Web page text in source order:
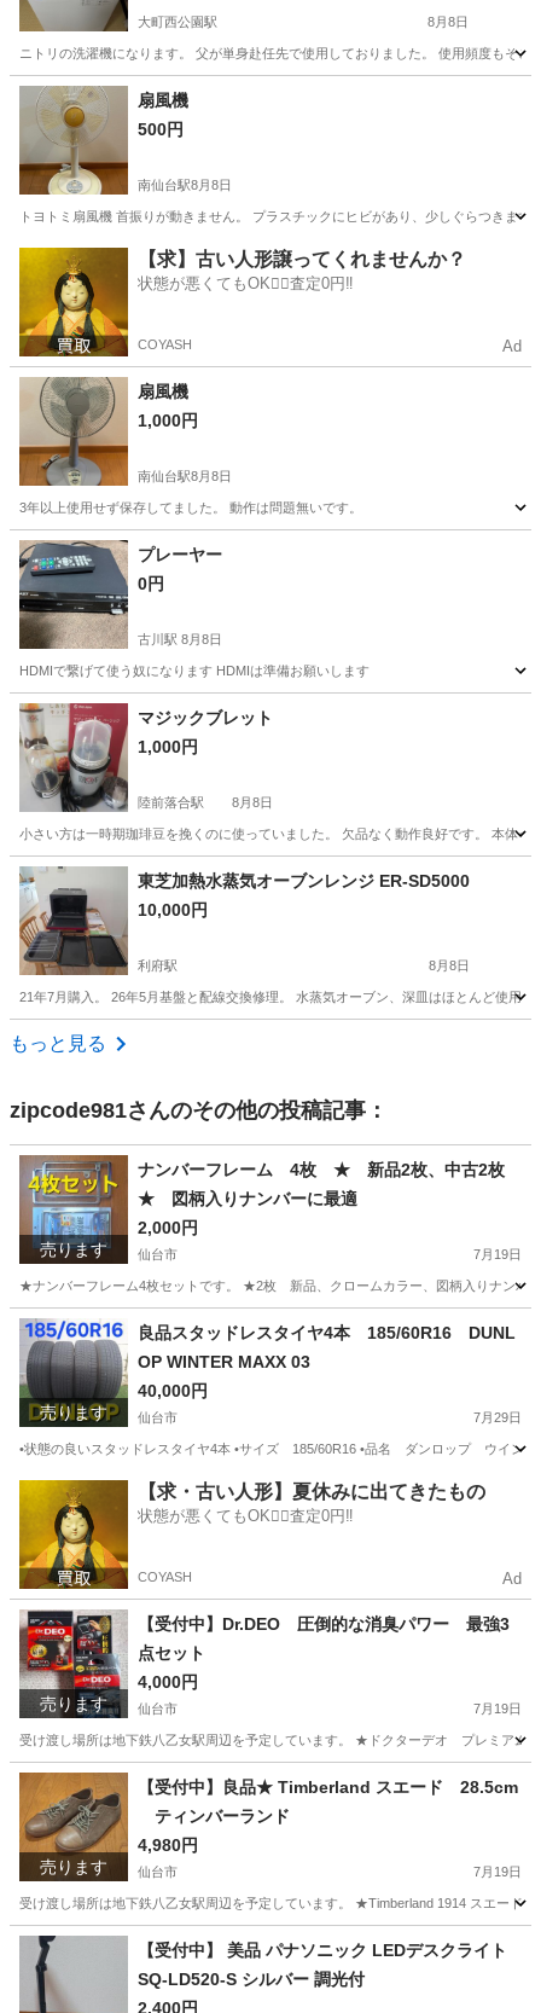
大町西公園駅 8月8日
ニトリの洗濯機になります。 父が単身赴任先で使用しておりました。 使用頻度もそ
宮城 仙台市 大町西公園駅
扇風機
500円
南仙台駅8月8日
トヨトミ扇風機 首振りが動きません。 プラスチックにヒビがあり、少しぐらつきま
南仙台駅 季節、空調家電 トヨトミ
【求】古い人形譲ってくれませんか？
状態が悪くてもOK🙆‍♀️査定0円‼️
COYASH Ad
扇風機
1,000円
南仙台駅8月8日
3年以上使用せず保存してました。 動作は問題無いです。
宮城 仙台市 南仙台駅
プレーヤー
0円
古川駅 8月8日
HDMIで繋げて使う奴になります HDMIは準備お願いします
宮城 大崎市 古川駅 映像プレーヤー、レコーダー
マジックブレット
1,000円
陸前落合駅 8月8日
小さい方は一時期珈琲豆を挽くのに使っていました。 欠品なく動作良好です。 本体
宮城 仙台市 陸前落合駅 キッチン家電 マジックブレット
東芝加熱水蒸気オーブンレンジ ER-SD5000
10,000円
利府駅 8月8日
21年7月購入。 26年5月基盤と配線交換修理。 水蒸気オーブン、深皿はほとんど使用
宮城 宮城郡
もっと見る
zipcode981さんのその他の投稿記事：
売ります
ナンバーフレーム 4枚 ★ 新品2枚、中古2枚
★ 図柄入りナンバーに最適
2,000円
仙台市 7月19日
★ナンバーフレーム4枚セットです。 ★2枚 新品、クロームカラー、図柄入りナンバ
宮城 仙台市 外装、車外用品
売ります
良品スタッドレスタイヤ4本 185/60R16 DUNL
OP WINTER MAXX 03
40,000円
仙台市 7月29日
•状態の良いスタッドレスタイヤ4本 •サイズ 185/60R16 •品名 ダンロップ ウイン
タイヤ、ホイール
【求・古い人形】夏休みに出てきたもの
状態が悪くてもOK🙆‍♀️査定0円‼️
COYASH Ad
売ります
【受付中】Dr.DEO 圧倒的な消臭パワー 最強3
点セット
4,000円
仙台市 7月19日
受け渡し場所は地下鉄八乙女駅周辺を予定しています。 ★ドクターデオ プレミア
宮城 仙台市 メンテナンス用品
売ります
【受付中】良品★ Timberland スエード 28.5cm
ティンバーランド
4,980円
仙台市 7月19日
受け渡し場所は地下鉄八乙女駅周辺を予定しています。 ★Timberland 1914 スエー
宮城 仙台市 靴 Timberland
【受付中】​ 美品 パナソニック LEDデスクライト
SQ-LD520-S シルバー 調光付
2,400円